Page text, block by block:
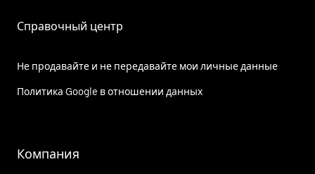
Справочный центр
Не продавайте и не передавайте мои личные данные
Политика Google в отношении данных
Компания